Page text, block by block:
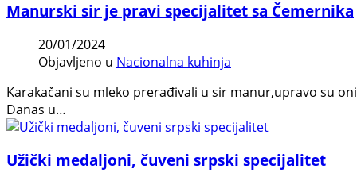
Manurski sir je pravi specijalitet sa Čemernika
20/01/2024
Objavljeno u Nacionalna kuhinja
Karakačani su mleko prerađivali u sir manur,upravo su
Danas u…
Užički medaljoni, čuveni srpski specijalitet